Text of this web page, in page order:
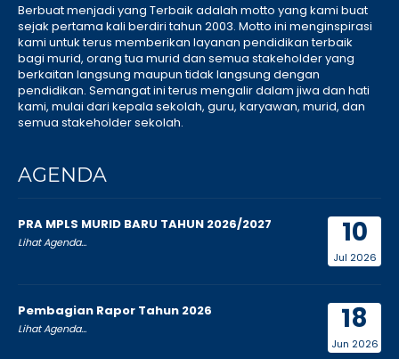
Berbuat menjadi yang Terbaik adalah motto yang kami buat
sejak pertama kali berdiri tahun 2003. Motto ini menginspirasi
kami untuk terus memberikan layanan pendidikan terbaik
bagi murid, orang tua murid dan semua stakeholder yang
berkaitan langsung maupun tidak langsung dengan
pendidikan. Semangat ini terus mengalir dalam jiwa dan hati
kami, mulai dari kepala sekolah, guru, karyawan, murid, dan
semua stakeholder sekolah.
AGENDA
10
Jul 2026
PRA MPLS MURID BARU TAHUN 2026/2027
Lihat Agenda...
18
Jun 2026
Pembagian Rapor Tahun 2026
Lihat Agenda...